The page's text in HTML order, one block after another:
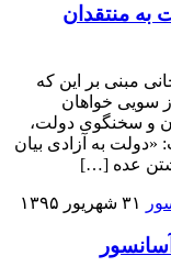
به منتقدان
مبنی بر این که
سویی خواهان
و سخنگوی دولت،
به آزادی بیان
عده […]
۳۱ شهریور ۱۳۹۵